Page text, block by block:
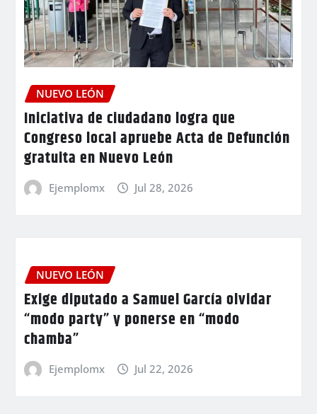
NUEVO LEÓN
Iniciativa de ciudadano logra que
Congreso local apruebe Acta de Defunción
gratuita en Nuevo León
Ejemplomx Jul 28, 2026
NUEVO LEÓN
Exige diputado a Samuel García olvidar
“modo party” y ponerse en “modo
chamba”
Ejemplomx Jul 22, 2026